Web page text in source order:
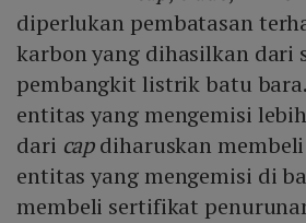
diperlukan pembatasan
karbon yang dihasilkan dari
pembangkit listrik batu
entitas yang mengemisi lebih
dari capdiharuskan
entitas yang mengemisi di
membeli sertifikat